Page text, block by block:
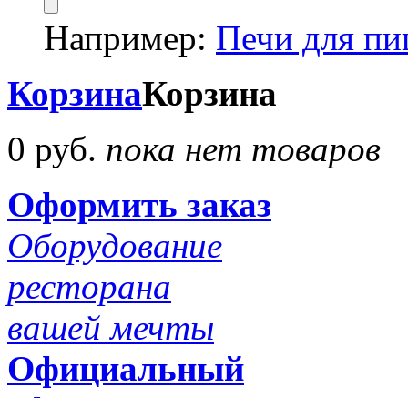
Например: Печи для
КорзинаКорзина
0 руб. пока нет товаров
Оформить заказ
Оборудование
ресторана
вашей мечты
Официальный